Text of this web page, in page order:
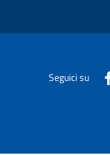
Seguici su